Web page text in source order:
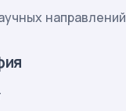
направлений